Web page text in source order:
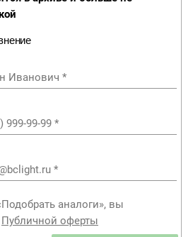
Иванович *
999-99-99 *
*
аналоги», вы
Публичной оферты